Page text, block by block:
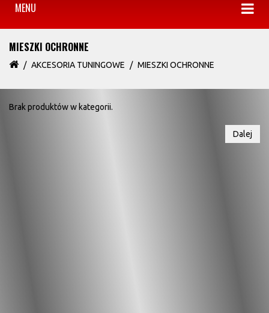
MENU
MIESZKI OCHRONNE
AKCESORIA TUNINGOWE MIESZKI OCHRONNE
Brak produktów w kategorii.
Dalej